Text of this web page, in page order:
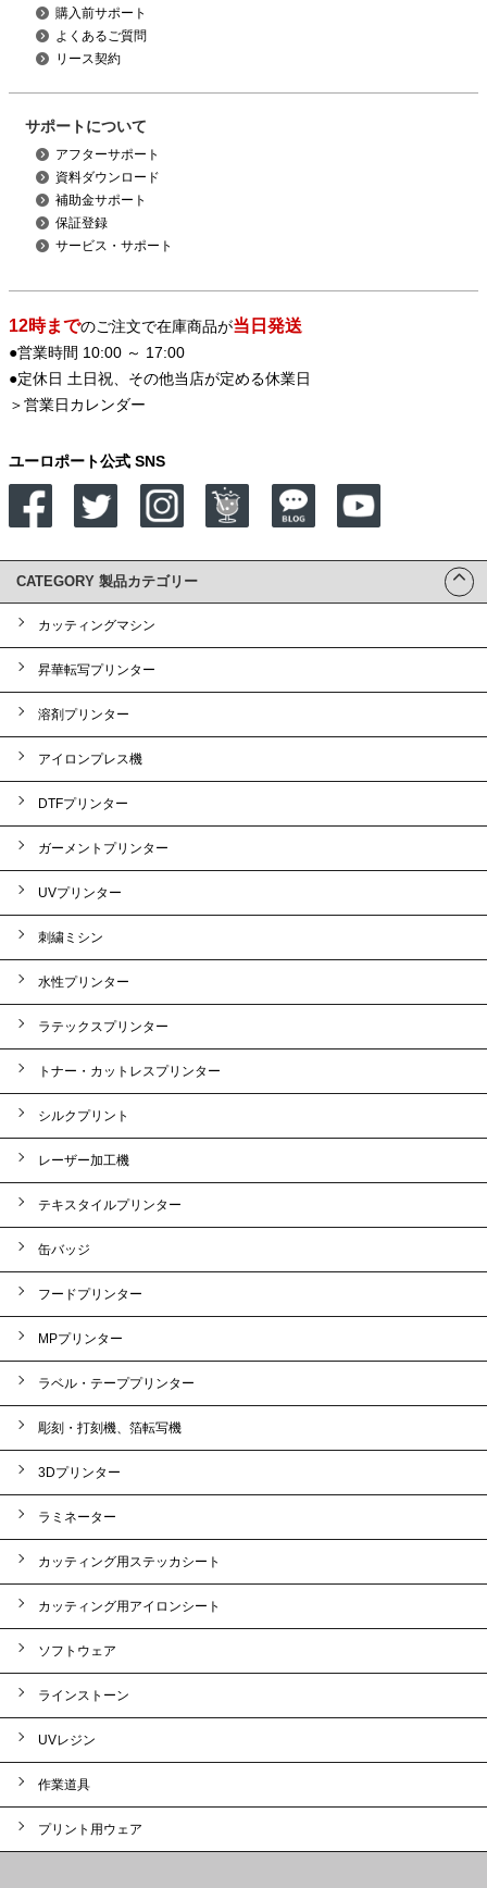
購入前サポート
よくあるご質問
リース契約
サポートについて
アフターサポート
資料ダウンロード
補助金サポート
保証登録
サービス・サポート
12時までのご注文で在庫商品が当日発送
●営業時間 10:00 ～ 17:00
●定休日 土日祝、その他当店が定める休業日
＞営業日カレンダー
ユーロポート公式 SNS
CATEGORY 製品カテゴリー
カッティングマシン
昇華転写プリンター
溶剤プリンター
アイロンプレス機
DTFプリンター
ガーメントプリンター
UVプリンター
刺繍ミシン
水性プリンター
ラテックスプリンター
トナー・カットレスプリンター
シルクプリント
レーザー加工機
テキスタイルプリンター
缶バッジ
フードプリンター
MPプリンター
ラベル・テーププリンター
彫刻・打刻機、箔転写機
3Dプリンター
ラミネーター
カッティング用ステッカシート
カッティング用アイロンシート
ソフトウェア
ラインストーン
UVレジン
作業道具
プリント用ウェア